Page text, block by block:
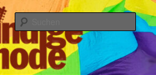
Frankfurt
Mode, Club- und Dark-Wear seit 2004